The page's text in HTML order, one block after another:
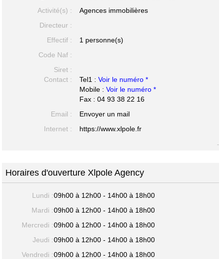
Activité(s) :
Agences immobilières
Directeur :
Effectif :
1 personne(s)
Code Naf :
Siret :
Contact :
Tel1 :Voir le numéro *
Mobile :Voir le numéro *
Fax : 04 93 38 22 16
Email :
Envoyer un mail
Internet :
https://www.xlpole.fr
-
Horaires d'ouverture Xlpole Agency
Lundi :09h00 à 12h00 - 14h00 à 18h00
Mardi :09h00 à 12h00 - 14h00 à 18h00
Mercredi :09h00 à 12h00 - 14h00 à 18h00
Jeudi :09h00 à 12h00 - 14h00 à 18h00
Vendredi :09h00 à 12h00 - 14h00 à 18h00